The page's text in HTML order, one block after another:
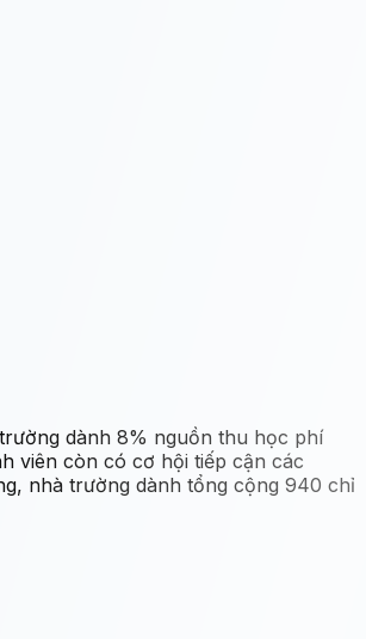
dành 8% nguồn thu học phí
viên còn có cơ hội tiếp cận các
nhà trường dành tổng cộng 940 chỉ